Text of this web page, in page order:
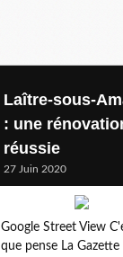
Laître-sous-
: une
réussie
27 Juin 2020
Google Street View
que pense La Gazette